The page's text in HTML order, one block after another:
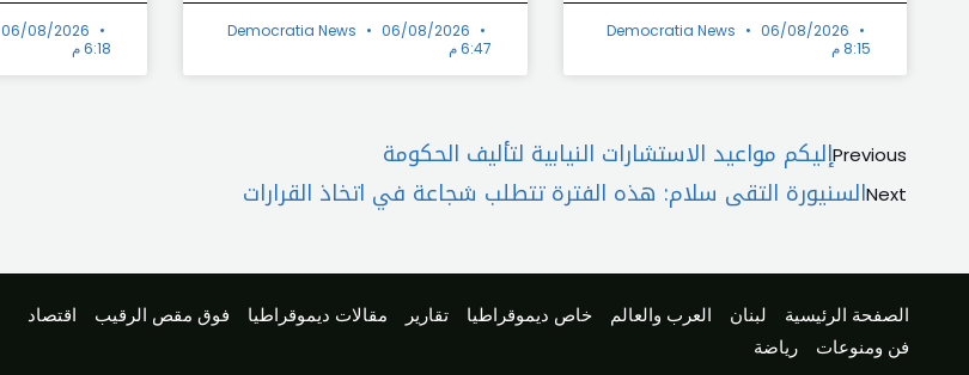
Democratia News
06/08/2026
8:15 م
Democratia News
06/08/2026
6:47 م
06/08/2026
6:18 م
Previousإليكم مواعيد الاستشارات النيابية لتأليف الحكومة
Nextالسنيورة التقى سلام: هذه الفترة تتطلب شجاعة في اتخاذ القرارات
الصفحة الرئيسية لبنان العرب والعالم خاص ديموقراطيا تقارير مقالات ديموقراطيا فوق مقص الرقيب
اقتصاد
فن ومنوعات
رياضة